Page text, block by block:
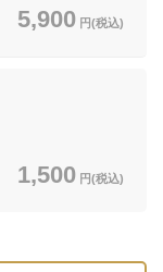
5,900 円(税込)
1,500 円(税込)